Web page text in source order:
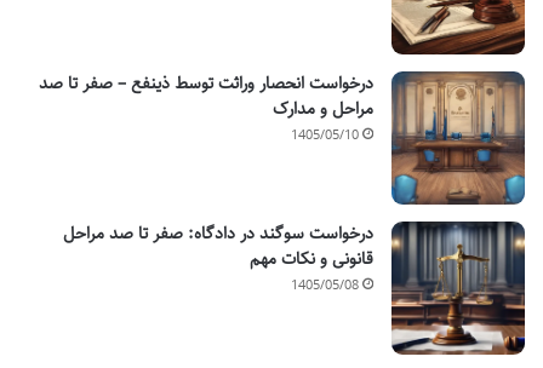
درخواست انحصار وراثت توسط ذینفع – صفر تا صد
مراحل و مدارک
1405/05/10
درخواست سوگند در دادگاه: صفر تا صد مراحل
قانونی و نکات مهم
1405/05/08